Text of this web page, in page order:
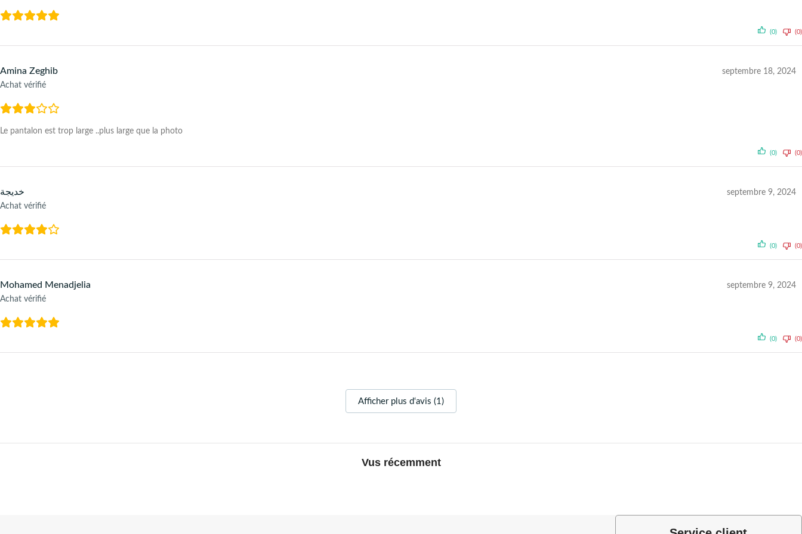
(0) (0)
Amina Zeghib
Achat vérifié
septembre 18, 2024
Le pantalon est trop large ..plus large que la photo
(0) (0)
خديجة
Achat vérifié
septembre 9, 2024
(0) (0)
Mohamed Menadjelia
Achat vérifié
septembre 9, 2024
(0) (0)
Afficher plus d‘avis (1)
Vus récemment